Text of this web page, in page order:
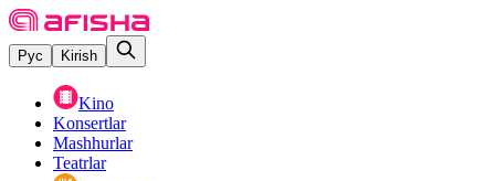
Рус Kirish
Kino
Konsertlar
Mashhurlar
Teatrlar